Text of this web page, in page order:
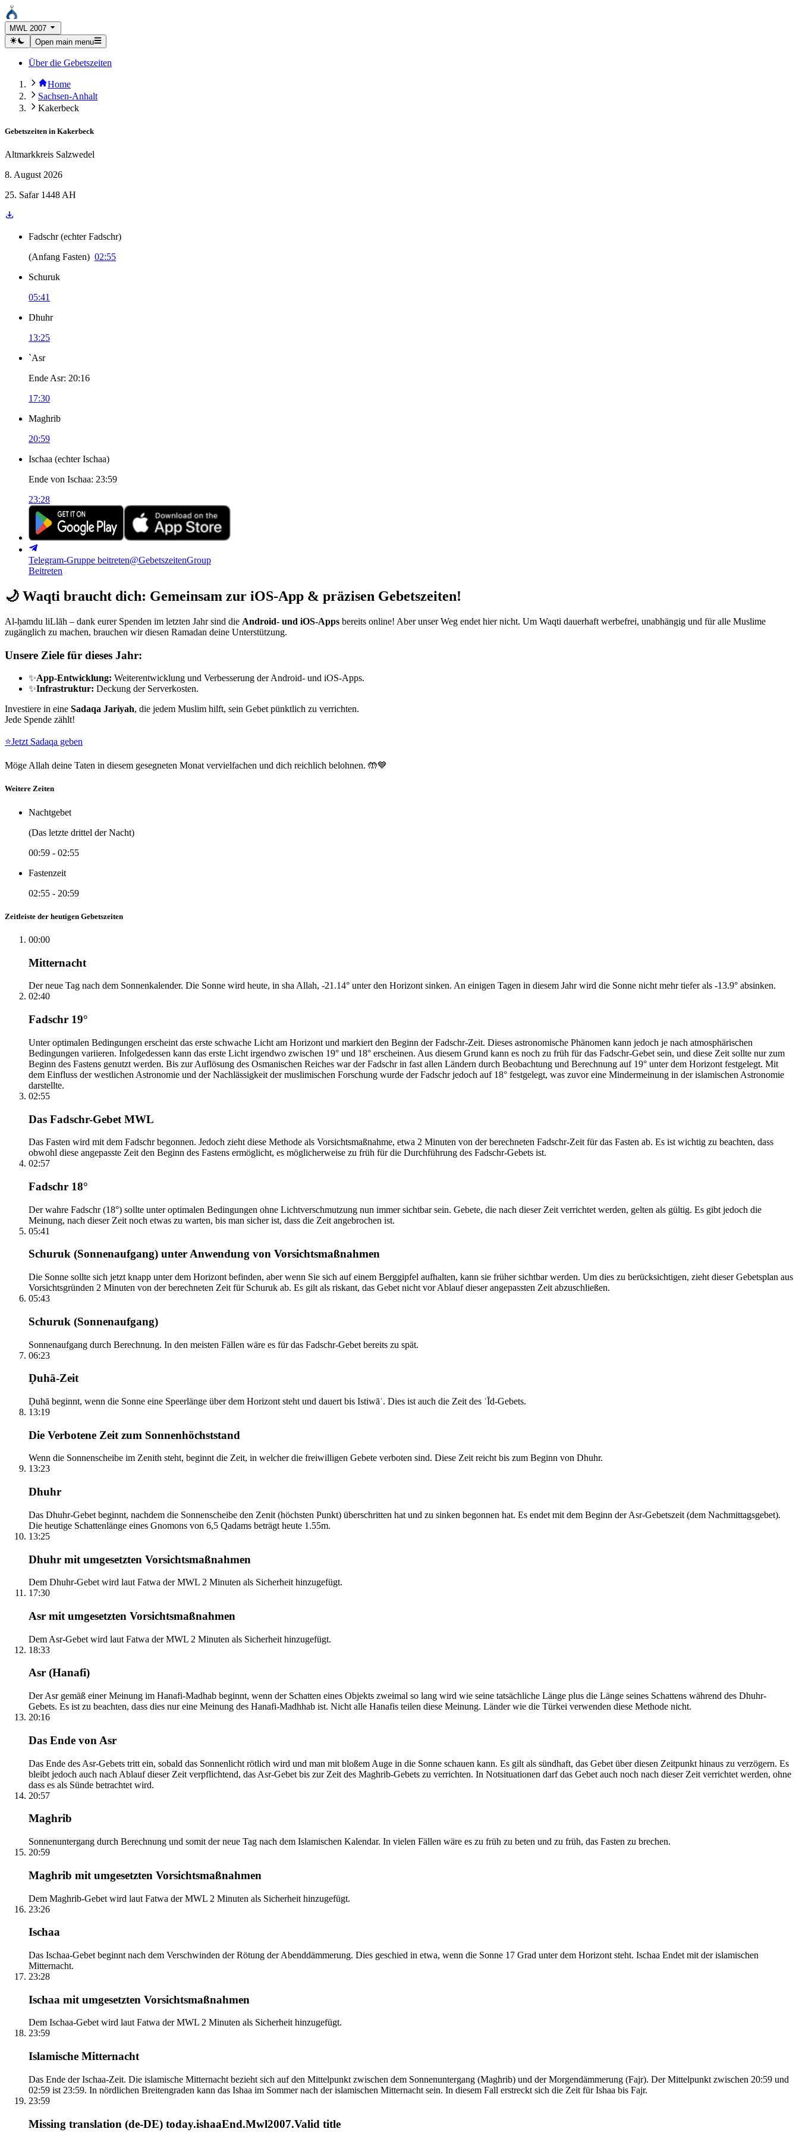
MWL 2007
Open main menu
Über die Gebetszeiten
Home
Sachsen-Anhalt
Kakerbeck
Gebetszeiten in Kakerbeck
Altmarkkreis Salzwedel
8. August 2026
25. Safar 1448 AH
Fadschr (echter Fadschr)
(Anfang Fasten) 02:55
Schuruk
05:41
Dhuhr
13:25
`Asr
Ende Asr: 20:16
17:30
Maghrib
20:59
Ischaa (echter Ischaa)
Ende von Ischaa: 23:59
23:28
Telegram-Gruppe beitreten@GebetszeitenGroup
Beitreten
🌙 Waqti braucht dich: Gemeinsam zur iOS-App & präzisen Gebetszeiten!
Al-ḥamdu liLlāh – dank eurer Spenden im letzten Jahr sind die Android- und iOS-Apps bereits online! Aber unser Weg endet hier nicht. Um Waqti dauerhaft werbefrei, unabhängig und für alle Muslime
zugänglich zu machen, brauchen wir diesen Ramadan deine Unterstützung.
Unsere Ziele für dieses Jahr:
✨App-Entwicklung: Weiterentwicklung und Verbesserung der Android- und iOS-Apps.
✨Infrastruktur: Deckung der Serverkosten.
Investiere in eine Sadaqa Jariyah, die jedem Muslim hilft, sein Gebet pünktlich zu verrichten.
Jede Spende zählt!
⭐Jetzt Sadaqa geben
Möge Allah deine Taten in diesem gesegneten Monat vervielfachen und dich reichlich belohnen. 🤲💙
Weitere Zeiten
Nachtgebet
(Das letzte drittel der Nacht)
00:59 - 02:55
Fastenzeit
02:55 - 20:59
Zeitleiste der heutigen Gebetszeiten
00:00
Mitternacht
Der neue Tag nach dem Sonnenkalender. Die Sonne wird heute, in sha Allah, -21.14° unter den Horizont sinken. An einigen Tagen in diesem Jahr wird die Sonne nicht mehr tiefer als -13.9° absinken.
02:40
Fadschr 19°
Unter optimalen Bedingungen erscheint das erste schwache Licht am Horizont und markiert den Beginn der Fadschr-Zeit. Dieses astronomische Phänomen kann jedoch je nach atmosphärischen
Bedingungen variieren. Infolgedessen kann das erste Licht irgendwo zwischen 19° und 18° erscheinen. Aus diesem Grund kann es noch zu früh für das Fadschr-Gebet sein, und diese Zeit sollte nur zum
Beginn des Fastens genutzt werden. Bis zur Auflösung des Osmanischen Reiches war der Fadschr in fast allen Ländern durch Beobachtung und Berechnung auf 19° unter dem Horizont festgelegt. Mit
dem Einfluss der westlichen Astronomie und der Nachlässigkeit der muslimischen Forschung wurde der Fadschr jedoch auf 18° festgelegt, was zuvor eine Mindermeinung in der islamischen Astronomie
darstellte.
02:55
Das Fadschr-Gebet MWL
Das Fasten wird mit dem Fadschr begonnen. Jedoch zieht diese Methode als Vorsichtsmaßnahme, etwa 2 Minuten von der berechneten Fadschr-Zeit für das Fasten ab. Es ist wichtig zu beachten, dass
obwohl diese angepasste Zeit den Beginn des Fastens ermöglicht, es möglicherweise zu früh für die Durchführung des Fadschr-Gebets ist.
02:57
Fadschr 18°
Der wahre Fadschr (18°) sollte unter optimalen Bedingungen ohne Lichtverschmutzung nun immer sichtbar sein. Gebete, die nach dieser Zeit verrichtet werden, gelten als gültig. Es gibt jedoch die
Meinung, nach dieser Zeit noch etwas zu warten, bis man sicher ist, dass die Zeit angebrochen ist.
05:41
Schuruk (Sonnenaufgang) unter Anwendung von Vorsichtsmaßnahmen
Die Sonne sollte sich jetzt knapp unter dem Horizont befinden, aber wenn Sie sich auf einem Berggipfel aufhalten, kann sie früher sichtbar werden. Um dies zu berücksichtigen, zieht dieser Gebetsplan aus
Vorsichtsgründen 2 Minuten von der berechneten Zeit für Schuruk ab. Es gilt als riskant, das Gebet nicht vor Ablauf dieser angepassten Zeit abzuschließen.
05:43
Schuruk (Sonnenaufgang)
Sonnenaufgang durch Berechnung. In den meisten Fällen wäre es für das Fadschr-Gebet bereits zu spät.
06:23
Ḍuhā-Zeit
Ḍuhā beginnt, wenn die Sonne eine Speerlänge über dem Horizont steht und dauert bis Istiwāʾ. Dies ist auch die Zeit des ʿĪd-Gebets.
13:19
Die Verbotene Zeit zum Sonnenhöchststand
Wenn die Sonnenscheibe im Zenith steht, beginnt die Zeit, in welcher die freiwilligen Gebete verboten sind. Diese Zeit reicht bis zum Beginn von Dhuhr.
13:23
Dhuhr
Das Dhuhr-Gebet beginnt, nachdem die Sonnenscheibe den Zenit (höchsten Punkt) überschritten hat und zu sinken begonnen hat. Es endet mit dem Beginn der Asr-Gebetszeit (dem Nachmittagsgebet).
Die heutige Schattenlänge eines Gnomons von 6,5 Qadams beträgt heute 1.55m.
13:25
Dhuhr mit umgesetzten Vorsichtsmaßnahmen
Dem Dhuhr-Gebet wird laut Fatwa der MWL 2 Minuten als Sicherheit hinzugefügt.
17:30
Asr mit umgesetzten Vorsichtsmaßnahmen
Dem Asr-Gebet wird laut Fatwa der MWL 2 Minuten als Sicherheit hinzugefügt.
18:33
Asr (Hanafi)
Der Asr gemäß einer Meinung im Hanafi-Madhab beginnt, wenn der Schatten eines Objekts zweimal so lang wird wie seine tatsächliche Länge plus die Länge seines Schattens während des Dhuhr-
Gebets. Es ist zu beachten, dass dies nur eine Meinung des Hanafi-Madhhab ist. Nicht alle Hanafis teilen diese Meinung. Länder wie die Türkei verwenden diese Methode nicht.
20:16
Das Ende von Asr
Das Ende des Asr-Gebets tritt ein, sobald das Sonnenlicht rötlich wird und man mit bloßem Auge in die Sonne schauen kann. Es gilt als sündhaft, das Gebet über diesen Zeitpunkt hinaus zu verzögern. Es
bleibt jedoch auch nach Ablauf dieser Zeit verpflichtend, das Asr-Gebet bis zur Zeit des Maghrib-Gebets zu verrichten. In Notsituationen darf das Gebet auch noch nach dieser Zeit verrichtet werden, ohne
dass es als Sünde betrachtet wird.
20:57
Maghrib
Sonnenuntergang durch Berechnung und somit der neue Tag nach dem Islamischen Kalendar. In vielen Fällen wäre es zu früh zu beten und zu früh, das Fasten zu brechen.
20:59
Maghrib mit umgesetzten Vorsichtsmaßnahmen
Dem Maghrib-Gebet wird laut Fatwa der MWL 2 Minuten als Sicherheit hinzugefügt.
23:26
Ischaa
Das Ischaa-Gebet beginnt nach dem Verschwinden der Rötung der Abenddämmerung. Dies geschied in etwa, wenn die Sonne 17 Grad unter dem Horizont steht. Ischaa Endet mit der islamischen
Mitternacht.
23:28
Ischaa mit umgesetzten Vorsichtsmaßnahmen
Dem Ischaa-Gebet wird laut Fatwa der MWL 2 Minuten als Sicherheit hinzugefügt.
23:59
Islamische Mitternacht
Das Ende der Ischaa-Zeit. Die islamische Mitternacht bezieht sich auf den Mittelpunkt zwischen dem Sonnenuntergang (Maghrib) und der Morgendämmerung (Fajr). Der Mittelpunkt zwischen 20:59 und
02:59 ist 23:59. In nördlichen Breitengraden kann das Ishaa im Sommer nach der islamischen Mitternacht sein. In diesem Fall erstreckt sich die Zeit für Ishaa bis Fajr.
23:59
Missing translation (de-DE) today.ishaaEnd.Mwl2007.Valid title